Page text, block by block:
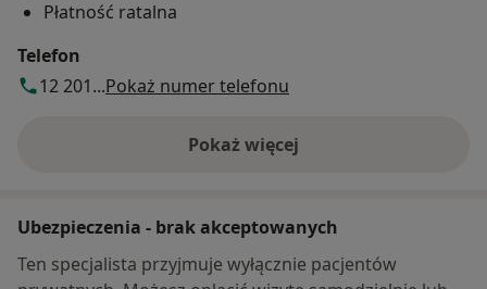
Płatność ratalna
Telefon
12 201...Pokaż numer telefonu
Pokaż więcej
o adresie
Ubezpieczenia - brak akceptowanych
Ten specjalista przyjmuje wyłącznie pacjentów